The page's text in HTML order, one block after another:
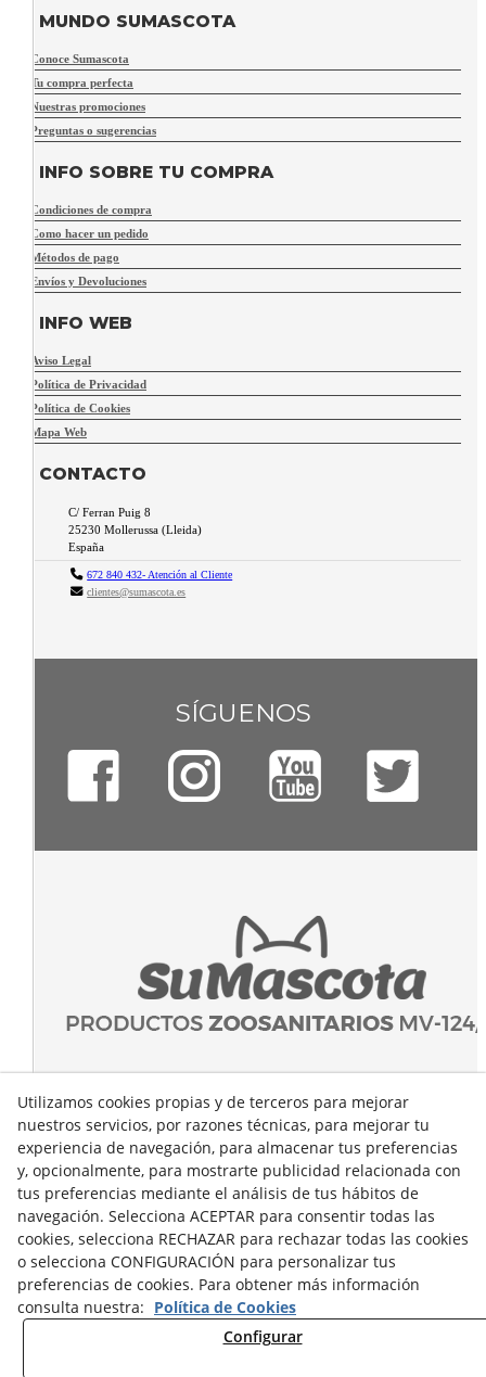
MUNDO SUMASCOTA
Conoce Sumascota
Tu compra perfecta
Nuestras promociones
Preguntas o sugerencias
INFO SOBRE TU COMPRA
Condiciones de compra
Como hacer un pedido
Métodos de pago
Envíos y Devoluciones
INFO WEB
Aviso Legal
Política de Privacidad
Política de Cookies
Mapa Web
CONTACTO
C/ Ferran Puig 8
25230 Mollerussa (Lleida)
España
672 840 432- Atención al Cliente
clientes@sumascota.es
SÍGUENOS
Utilizamos cookies propias y de terceros para mejorar
nuestros servicios, por razones técnicas, para mejorar tu
experiencia de navegación, para almacenar tus preferencias
y, opcionalmente, para mostrarte publicidad relacionada con
tus preferencias mediante el análisis de tus hábitos de
navegación. Selecciona ACEPTAR para consentir todas las
cookies, selecciona RECHAZAR para rechazar todas las cookies
o selecciona CONFIGURACIÓN para personalizar tus
preferencias de cookies. Para obtener más información
consulta nuestra: Política de Cookies
Configurar